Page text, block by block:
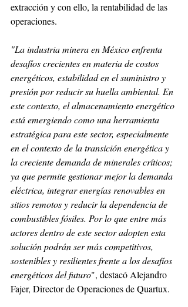
extracción y con ello, la rentabilidad de las
operaciones.
"La industria minera en México enfrenta
desafíos crecientes en materia de costos
energéticos, estabilidad en el suministro y
presión por reducir su huella ambiental. En
este contexto, el almacenamiento energético
está emergiendo como una herramienta
estratégica para este sector, especialmente
en el contexto de la transición energética y
la creciente demanda de minerales críticos;
ya que permite gestionar mejor la demanda
eléctrica, integrar energías renovables en
sitios remotos y reducir la dependencia de
combustibles fósiles. Por lo que entre más
actores dentro de este sector adopten esta
solución podrán ser más competitivos,
sostenibles y resilientes frente a los desafíos
energéticos del futuro", destacó Alejandro
Fajer, Director de Operaciones de Quartux.